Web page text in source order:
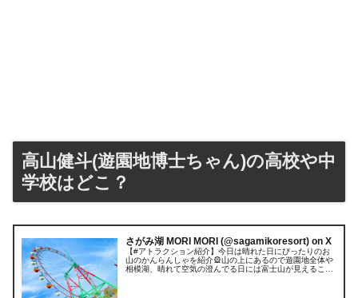
高山健斗(遊園地博士ちゃん)の高校や中
学校はどこ？
さがみ湖 MORI MORI (@sagamikoresort) on X
【#アトラクション紹介】今日は晴れた日にぴったりのお
山のかんらんしゃを紹介🎡山の上にあるので遊園地全体や
相模湖、晴れて空気の澄んでる日には富士山が見えること